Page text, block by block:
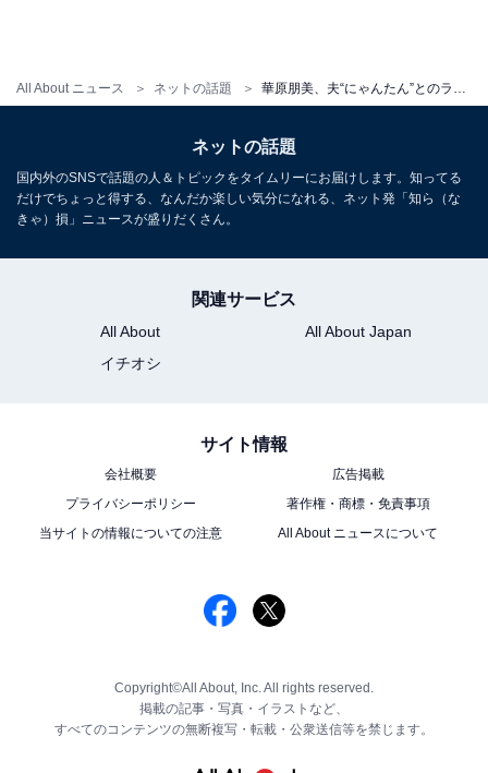
All About ニュース ネットの話題
ネットの話題
国内外のSNSで話題の人＆トピックをタイムリーにお届けします。知ってる
だけでちょっと得する、なんだか楽しい気分になれる、ネット発「知ら（な
きゃ）損」ニュースが盛りだくさん。
関連サービス
All About
All About Japan
イチオシ
サイト情報
会社概要
広告掲載
プライバシーポリシー
著作権・商標・免責事項
当サイトの情報についての注意
All About ニュースについて
Copyright©All About, Inc. All rights reserved.
掲載の記事・写真・イラストなど、
すべてのコンテンツの無断複写・転載・公衆送信等を禁じます。